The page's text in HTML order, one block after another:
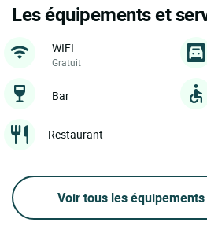
Les équipements et
WIFI
Gratuit
Bar
Restaurant
Voir tous les